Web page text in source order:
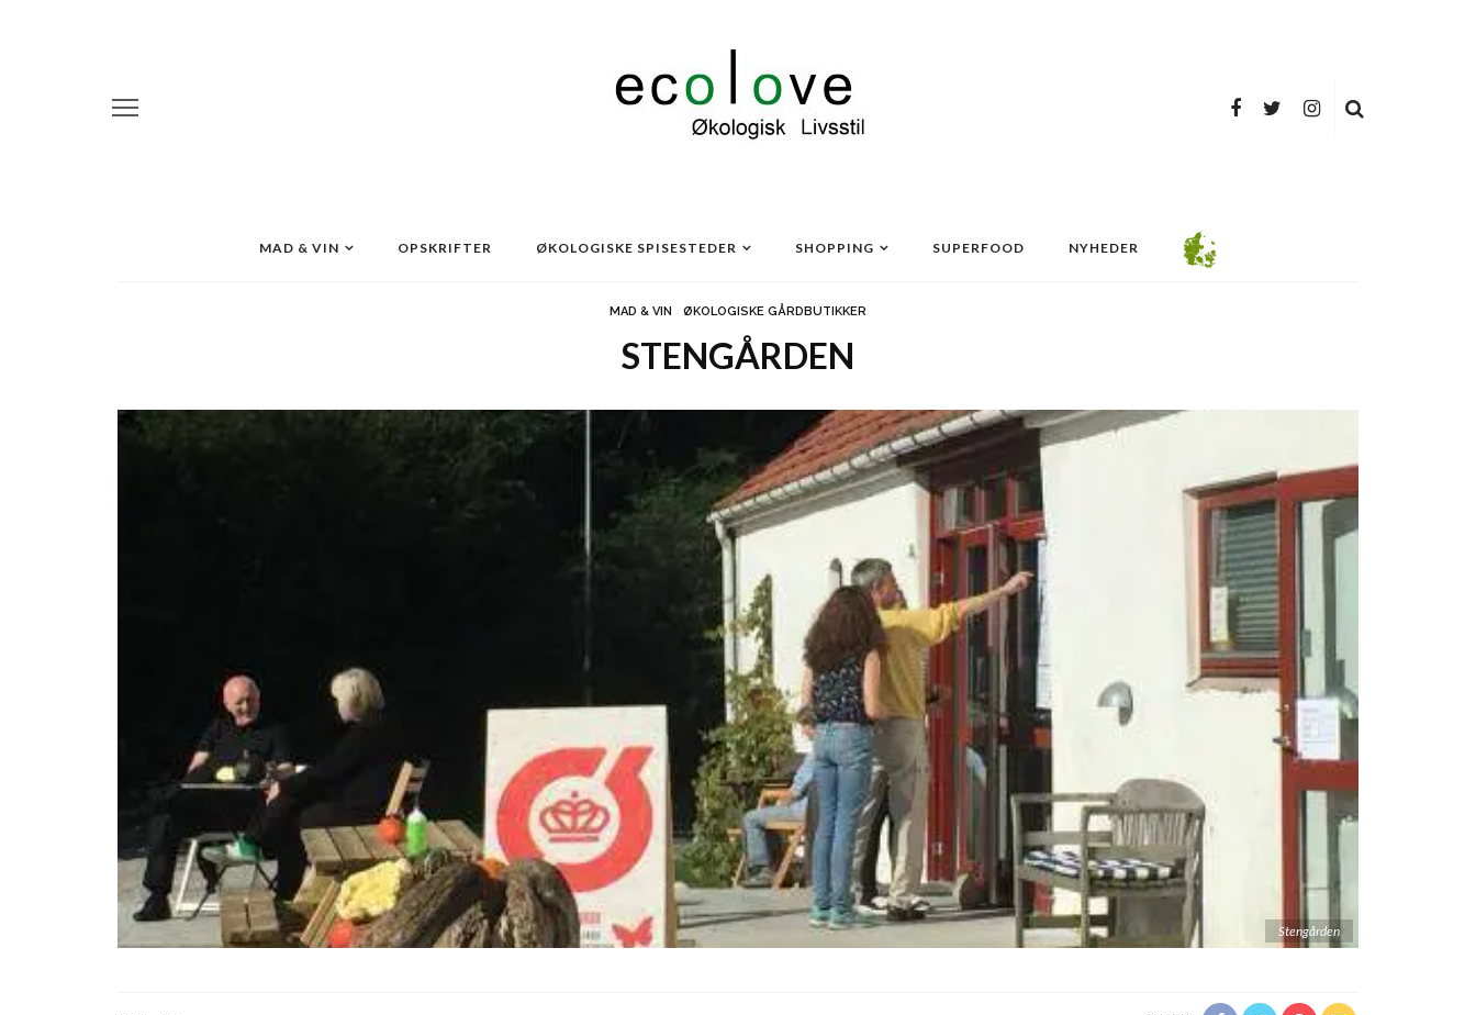
MAD & VIN OPSKRIFTER ØKOLOGISKE SPISESTEDER SHOPPING SUPERFOOD NYHEDER
MAD & VIN ØKOLOGISKE GÅRDBUTIKKER
STENGÅRDEN
Stengården